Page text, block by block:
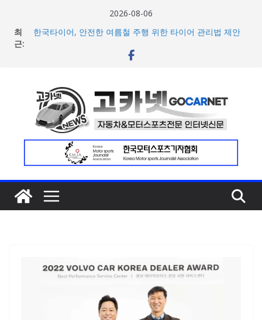
2026-08-06
최
근:
한국타이어, 안전한 여름철 주행 위한 타이어 관리법 제안
현대차, 8세대 완전변경 ‘디 올 뉴 아반떼’ 주요 사양 및 가격
공개… 본격 계약 개시
2026년 7월 국내 수입 승용차 신규 등록 전년 대비 14.3%
증가